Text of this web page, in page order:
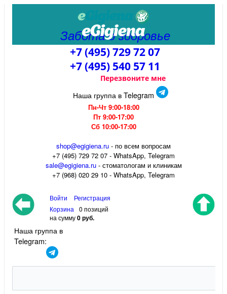
Забота о здоровье
+7 (495) 729 72 07
+7 (495) 540 57 11
Перезвоните мне
Наша группа в Telegram
Пн-Чт 9:00-18:00
Пт 9:00-17:00
Сб 10:00-17:00
shop@egigiena.ru - по всем вопросам
‎+7 (495) 729 72 07 - WhatsApp, Telegram
sale@egigiena.ru- стоматологам и клиникам
+7 (968) 020 29 10 - WhatsApp, Telegram
Войти
Регистрация
Корзина
0 позиций
на сумму0 руб.
Наша группа в
Telegram: